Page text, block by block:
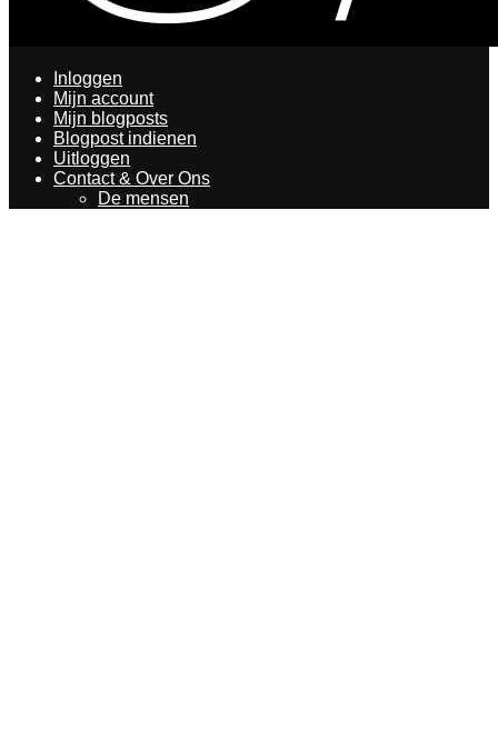
Inloggen
Mijn account
Mijn blogposts
Blogpost indienen
Uitloggen
Contact & Over Ons
De mensen